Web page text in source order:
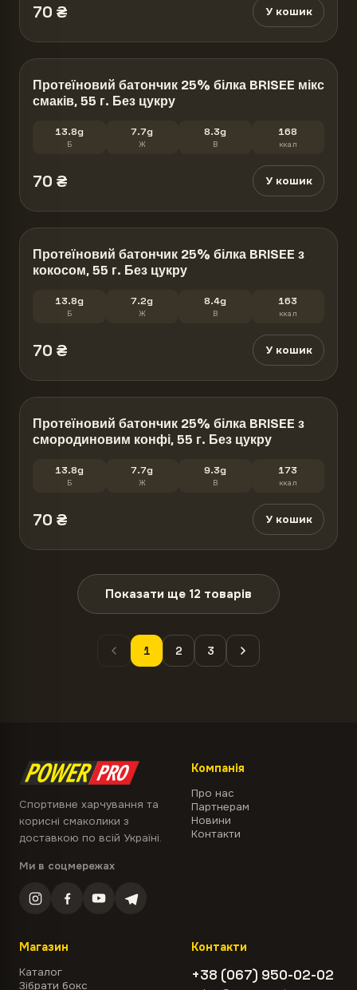
70 ₴ У кошик
Протеїновий батончик 25% білка BRISEE мікс
смаків, 55 г. Без цукру
13.8g
Б
7.7g
Ж
8.3g
В
168
ккал
70 ₴ У кошик
Протеїновий батончик 25% білка BRISEE з
кокосом, 55 г. Без цукру
13.8g
Б
7.2g
Ж
8.4g
В
163
ккал
70 ₴ У кошик
Протеїновий батончик 25% білка BRISEE з
смородиновим конфі, 55 г. Без цукру
13.8g
Б
7.7g
Ж
9.3g
В
173
ккал
70 ₴ У кошик
Показати ще 12 товарів
1 2 3
Спортивне харчування та
корисні смаколики з
доставкою по всій Україні.
Ми в соцмережах
Компанія
Про нас
Партнерам
Новини
Контакти
Магазин
Каталог
Зібрати бокс
Контакти
+38 (067) 950-02-02